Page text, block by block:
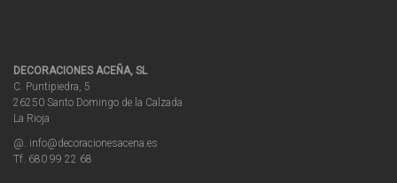
DECORACIONES ACEÑA, SL
C. Puntipiedra, 5
26250 Santo Domingo de la Calzada
La Rioja
@. info@decoracionesacena.es
Tf. 680 99 22 68